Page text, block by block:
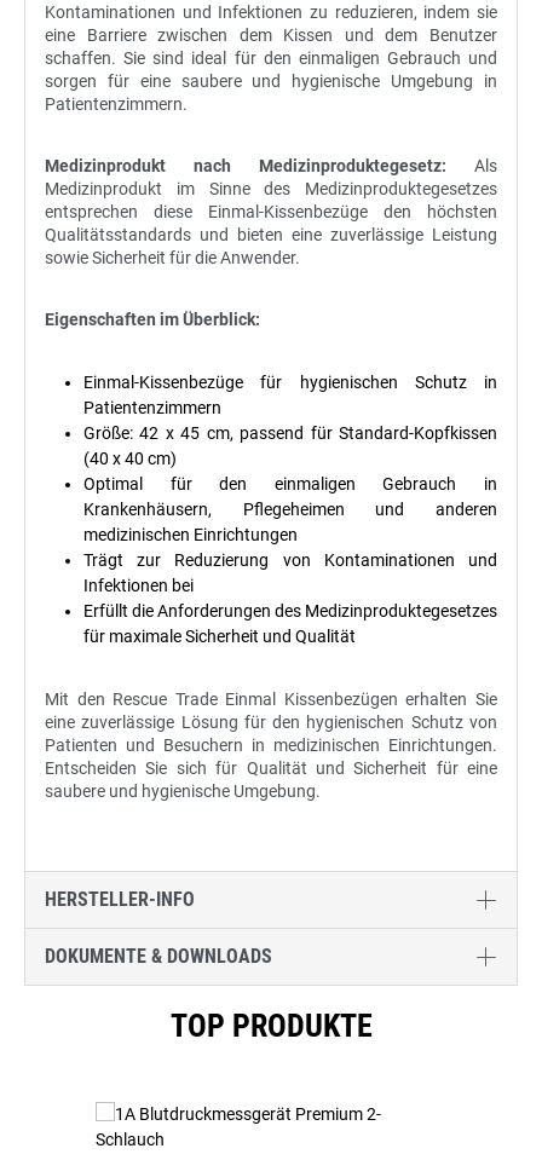
Kontaminationen und Infektionen zu reduzieren, indem sie
eine Barriere zwischen dem Kissen und dem Benutzer
schaffen. Sie sind ideal für den einmaligen Gebrauch und
sorgen für eine saubere und hygienische Umgebung in
Patientenzimmern.
Medizinprodukt nach Medizinproduktegesetz: Als
Medizinprodukt im Sinne des Medizinproduktegesetzes
entsprechen diese Einmal-Kissenbezüge den höchsten
Qualitätsstandards und bieten eine zuverlässige Leistung
sowie Sicherheit für die Anwender.
Eigenschaften im Überblick:
Einmal-Kissenbezüge für hygienischen Schutz in
Patientenzimmern
Größe: 42 x 45 cm, passend für Standard-Kopfkissen
(40 x 40 cm)
Optimal für den einmaligen Gebrauch in
Krankenhäusern, Pflegeheimen und anderen
medizinischen Einrichtungen
Trägt zur Reduzierung von Kontaminationen und
Infektionen bei
Erfüllt die Anforderungen des Medizinproduktegesetzes
für maximale Sicherheit und Qualität
Mit den Rescue Trade Einmal Kissenbezügen erhalten Sie
eine zuverlässige Lösung für den hygienischen Schutz von
Patienten und Besuchern in medizinischen Einrichtungen.
Entscheiden Sie sich für Qualität und Sicherheit für eine
saubere und hygienische Umgebung.
HERSTELLER-INFO
DOKUMENTE & DOWNLOADS
TOP PRODUKTE